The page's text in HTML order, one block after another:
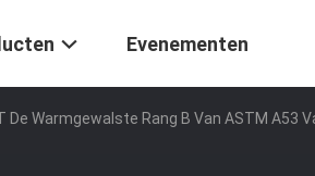
Evenementen
De Warmgewalste Rang B Van ASTM A53